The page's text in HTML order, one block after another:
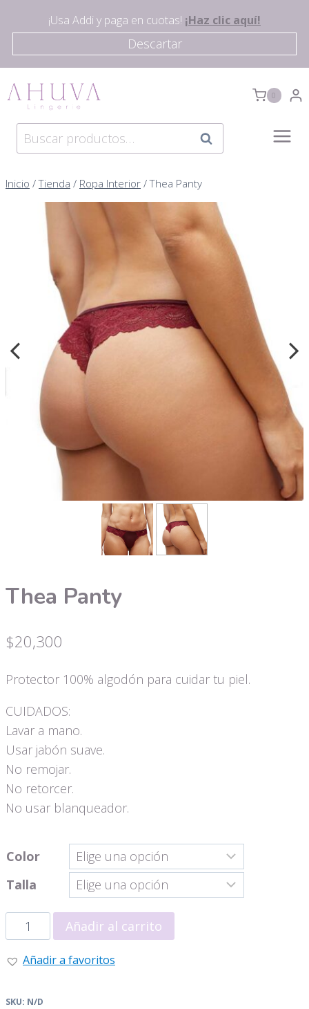
¡Usa Addi y paga en cuotas! ¡Haz clic aquí!
Descartar
0
Buscar
por:
Buscar
Inicio / Tienda / Ropa Interior / Thea Panty
Thea Panty
$20,300
Protector 100% algodón para cuidar tu piel.
CUIDADOS:
Lavar a mano.
Usar jabón suave.
No remojar.
No retorcer.
No usar blanqueador.
Color
Talla
Thea
Panty
cantidad
Añadir al carrito
Añadir a favoritos
SKU: N/D